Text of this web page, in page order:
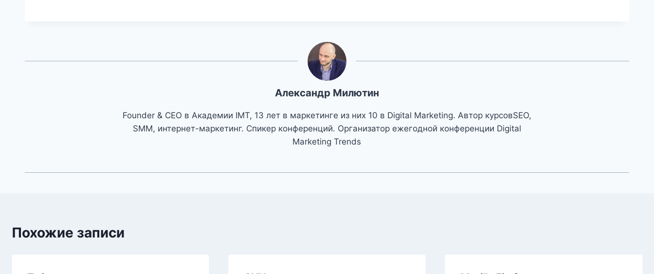
Александр Милютин
Founder & CEO в Академии IMT, 13 лет в маркетинге из них 10 в Digital Marketing. Автор курсовSEO,
SMM, интернет-маркетинг. Спикер конференций. Организатор ежегодной конференции Digital
Marketing Trends
Похожие записи